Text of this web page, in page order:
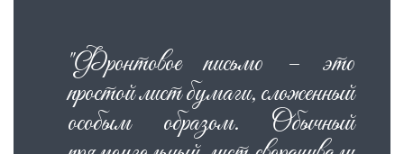
"Фронтовое письмо – это
простой лист бумаги, сложенный
особым образом. Обычный